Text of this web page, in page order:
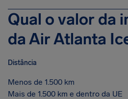
Qual o valor da
da Air Atlanta
Distância
Menos de 1.500 km
Mais de 1.500 km e dentro da UE